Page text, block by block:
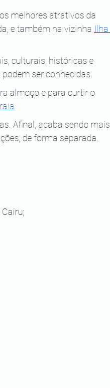
melhores atrativos da
e também na vizinha Ilha
culturais, históricas e
podem ser conhecidas.
almoço e para curtir o
Afinal, acaba sendo mais
de forma separada.